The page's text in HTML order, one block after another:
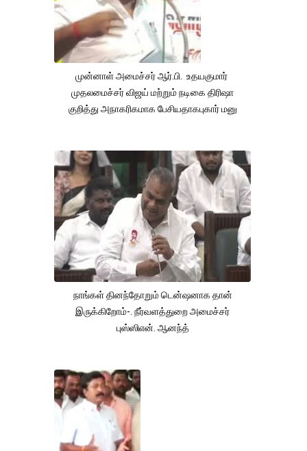
முன்னாள் அமைச்சர் ஆர்.பி. உதயகுமார்
முதலமைச்சர் விஜய் மற்றும் நடிகை திரிஷா
குறித்து அநாகரிகமாக பேசியதாகபுகார் மனு
நாங்கள் தினந்தோறும் டென்ஷனாக தான்
இருக்கிறோம்-. நீர்வளத்துறை அமைச்சர்
புஸ்ஸிஎன். ஆனந்த்